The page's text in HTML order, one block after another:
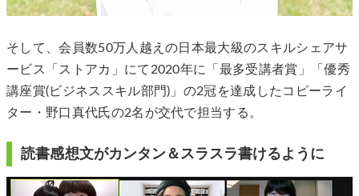
そして、会員数50万人越えの日本最大級のスキルシェアサ
ービス「ストアカ」にて2020年に「最多受講者賞」「優秀
講座賞(ビジネススキル部門)」の2冠を達成したコピーライ
ター・野口真代氏の2名が交代で担当する。
読書感想文がカンタン＆スラスラ書けるように